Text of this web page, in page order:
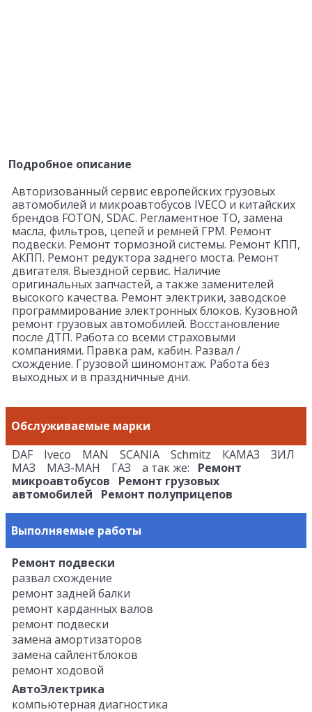
Подробное описание
Авторизованный сервис европейских грузовых
автомобилей и микроавтобусов IVECO и китайских
брендов FOTON, SDAC. Регламентное ТО, замена
масла, фильтров, цепей и ремней ГРМ. Ремонт
подвески. Ремонт тормозной системы. Ремонт КПП,
АКПП. Ремонт редуктора заднего моста. Ремонт
двигателя. Выездной сервис. Наличие
оригинальных запчастей, а также заменителей
высокого качества. Ремонт электрики, заводское
программирование электронных блоков. Кузовной
ремонт грузовых автомобилей. Восстановление
после ДТП. Работа со всеми страховыми
компаниями. Правка рам, кабин. Развал /
схождение. Грузовой шиномонтаж. Работа без
выходных и в праздничные дни.
Обслуживаемые марки
DAF Iveco MAN SCANIA Schmitz КАМАЗ ЗИЛ
МАЗ МАЗ-МАН ГАЗ а так же: Ремонт
микроавтобусов
Ремонт грузовых
автомобилей
Ремонт полуприцепов
Выполняемые работы
Ремонт подвески
развал схождение
ремонт задней балки
ремонт карданных валов
ремонт подвески
замена амортизаторов
замена сайлентблоков
ремонт ходовой
АвтоЭлектрика
компьютерная диагностика